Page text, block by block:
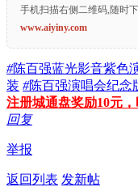
手机扫描右侧二维码,随时
www.aiyiny.com
#陈百强蓝光影音紫色
装 #陈百强演唱会纪念
注册城通盘奖励10元，
回复
举报
返回列表 发新帖